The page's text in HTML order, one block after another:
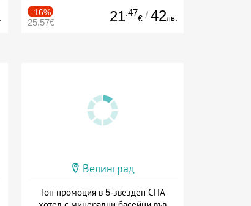
-16%
25.57€ 21.47
€ / 42лв.
Велинград
Топ промоция в 5-звезден СПА